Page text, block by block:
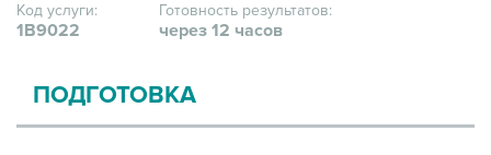
Код услуги:
1В9022
Готовность результатов:
через 12 часов
ПОДГОТОВКА